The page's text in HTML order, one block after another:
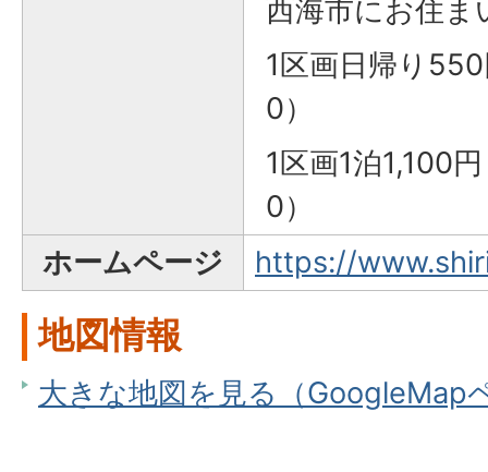
西海市にお住ま
1区画日帰り
0）
1区画1泊1,100
0）
ホームページ
https://
地図情報
大きな地図を見る（GoogleMap